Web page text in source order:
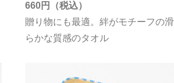
贈り物にも最適。絆がモチーフの滑
らかな質感のタオル
660円